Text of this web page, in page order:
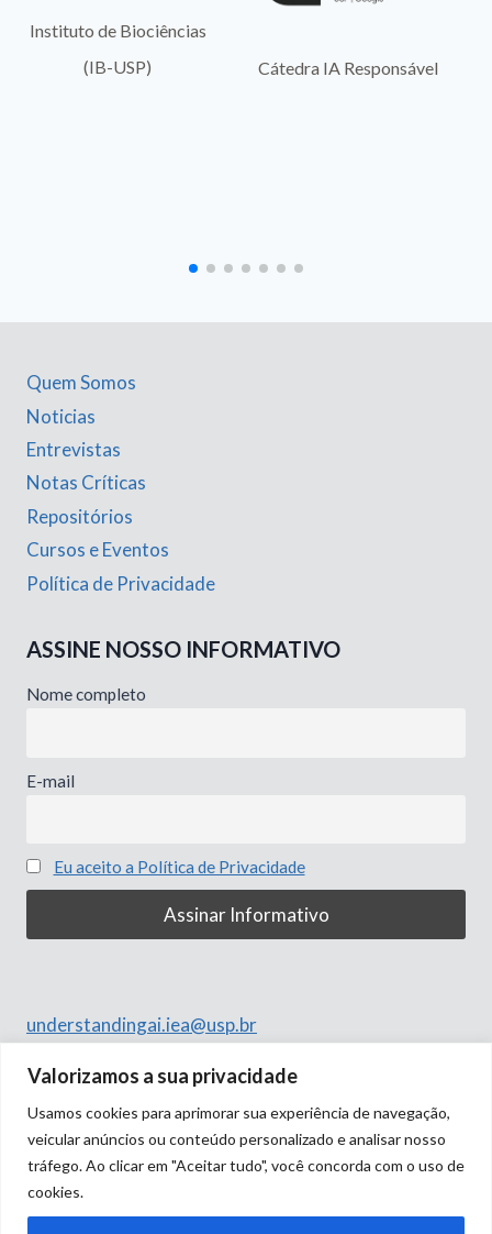
Valorizamos a sua privacidade
Usamos cookies para aprimorar sua experiência de navegação,
veicular anúncios ou conteúdo personalizado e analisar nosso
tráfego. Ao clicar em "Aceitar tudo", você concorda com o uso de
cookies.
Instituto de Biociências
(IB-USP)
Cátedra IA Responsável
Quem Somos
Noticias
Entrevistas
Notas Críticas
Repositórios
Cursos e Eventos
Política de Privacidade
ASSINE NOSSO INFORMATIVO
Nome completo
E-mail
Eu aceito a Política de Privacidade
understandingai.iea@usp.br
Rua do Anfiteatro, 513
Butantã, São Paulo – SP
05508-060